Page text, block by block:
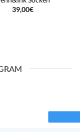
39,00€